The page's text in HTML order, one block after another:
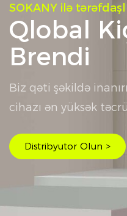
SOKANY ilə
Qlobal
Brendi
Biz qəti şəkildə
cihazı ən yüksək
Distribyutor Olun >